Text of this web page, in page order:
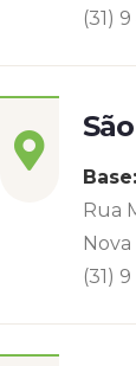
(31)
Base:
Rua
Nova
(31)